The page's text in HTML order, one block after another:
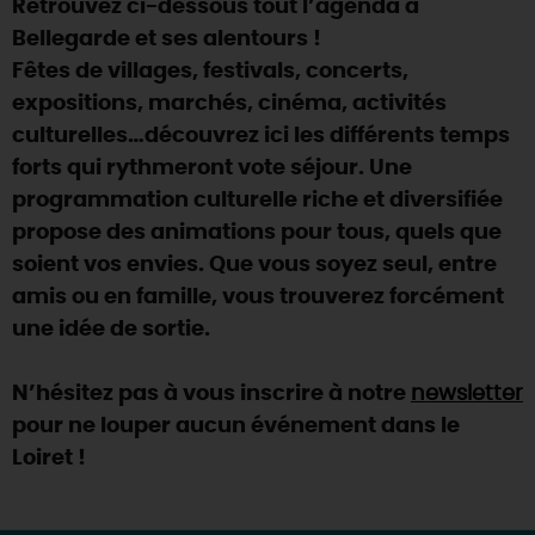
TOUTES LES ACTIVITÉS
Visitesgourmandeset créatives
Vins etvignobles
Chic,une aire de pique-nique
Par ici les guinguettes
Que rapporter du Loiret ?
La Route desMétiers d'Art
TOUT L'ART DE VIVRE
Des vacances auprès des animaux 🐎
(re)Découvrir les coulisses de la Faïencerie de
Gien !
Expérimenterles parcours Baludik 🕵️
Une saison de festivals 🎉
Rendez-vous de la nature en 2026
Des sorties en famille dans le Loiret !
Programme des animations "Loiret au fil de l'eau"
Où sortir ?
SE REPÉRER,SE DÉPLACER
INFOS &SERVICES
RÉSERVER MAINTENANT
Retrouvez ci-dessous tout l’agenda à
Bellegarde et ses alentours !
Fêtes de villages, festivals, concerts,
expositions, marchés, cinéma, activités
culturelles…découvrez ici les différents temps
forts qui rythmeront vote séjour. Une
programmation culturelle riche et diversifiée
propose des animations pour tous, quels que
soient vos envies. Que vous soyez seul, entre
amis ou en famille, vous trouverez forcément
une idée de sortie.
N’hésitez pas à vous inscrire à notre newsletter
pour ne louper aucun événement dans le
Loiret !